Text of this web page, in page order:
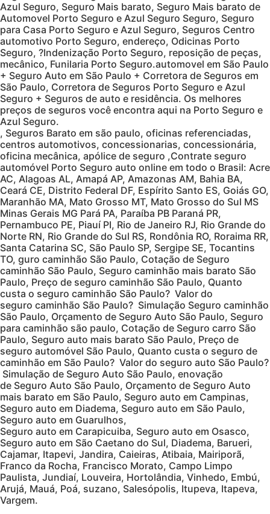
Azul Seguro, Seguro Mais barato, Seguro Mais barato de
Automovel Porto Seguro e Azul Seguro Seguro, Seguro
para Casa Porto Seguro e Azul Seguro, Seguros Centro
automotivo Porto Seguro, endereço, Odicinas Porto
Seguro, ?Indenização Porto Seguro, reposição de peças,
mecânico, Funilaria Porto Seguro.automovel em São Paulo
+ Seguro Auto em São Paulo + Corretora de Seguros em
São Paulo, Corretora de Seguros Porto Seguro e Azul
Seguro + Seguros de auto e residência. Os melhores
preços de seguros você encontra aqui na Porto Seguro e
Azul Seguro.
, Seguros Barato em são paulo, oficinas referenciadas,
centros automotivos, concessionarias, concessionária,
oficina mecânica, apólice de seguro ,Contrate seguro
automóvel Porto Seguro auto online em todo o Brasil: Acre
AC, Alagoas AL, Amapá AP, Amazonas AM, Bahia BA,
Ceará CE, Distrito Federal DF, Espírito Santo ES, Goiás GO,
Maranhão MA, Mato Grosso MT, Mato Grosso do Sul MS
Minas Gerais MG Pará PA, Paraíba PB Paraná PR,
Pernambuco PE, Piauí PI, Rio de Janeiro RJ, Rio Grande do
Norte RN, Rio Grande do Sul RS, Rondônia RO, Roraima RR,
Santa Catarina SC, São Paulo SP, Sergipe SE, Tocantins
TO, guro caminhão São Paulo, Cotação de Seguro
caminhão São Paulo, Seguro caminhão mais barato São
Paulo, Preço de seguro caminhão São Paulo, Quanto
custa o seguro caminhão São Paulo? Valor do
seguro caminhão São Paulo? Simulação Seguro caminhão
São Paulo, Orçamento de Seguro Auto São Paulo, Seguro
para caminhão são paulo, Cotação de Seguro carro São
Paulo, Seguro auto mais barato São Paulo, Preço de
seguro automóvel São Paulo, Quanto custa o seguro de
caminhão em São Paulo? Valor do seguro auto São Paulo?
Simulação de Seguro Auto São Paulo, enovação
de Seguro Auto São Paulo, Orçamento de Seguro Auto
mais barato em São Paulo, Seguro auto em Campinas,
Seguro auto em Diadema, Seguro auto em São Paulo,
Seguro auto em Guarulhos,
Seguro auto em Carapicuiba, Seguro auto em Osasco,
Seguro auto em São Caetano do Sul, Diadema, Barueri,
Cajamar, Itapevi, Jandira, Caieiras, Atibaia, Mairiporã,
Franco da Rocha, Francisco Morato, Campo Limpo
Paulista, Jundiaí, Louveira, Hortolândia, Vinhedo, Embú,
Arujá, Mauá, Poá, suzano, Salesópolis, Itupeva, Itapeva,
Vargem.